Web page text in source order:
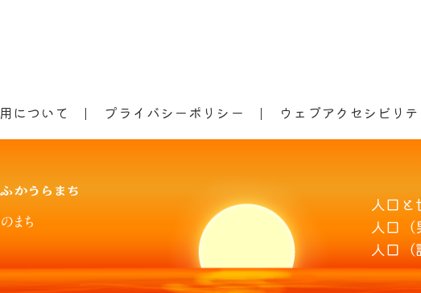
について プライバシーポリシー ウェブアクセシビリテ
人口と
人口（
人口（